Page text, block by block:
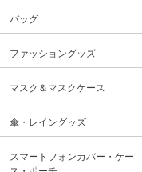
バッグ
ファッショングッズ
マスク＆マスクケース
傘・レイングッズ
スマートフォンカバー・ケー